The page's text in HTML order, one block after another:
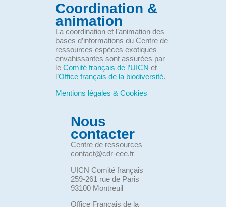
Coordination &
animation
La coordination et l’animation des
bases d’informations du Centre de
ressources espèces exotiques
envahissantes sont assurées par
le Comité français de l’UICN et
l’Office français de la biodiversité.
Mentions légales & Cookies
Nous
contacter
Centre de ressources
contact@cdr-eee.fr
UICN Comité français
259-261 rue de Paris
93100 Montreuil
Office Français de la